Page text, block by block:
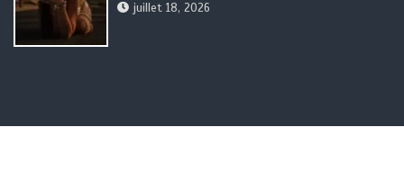
juillet 18, 2026